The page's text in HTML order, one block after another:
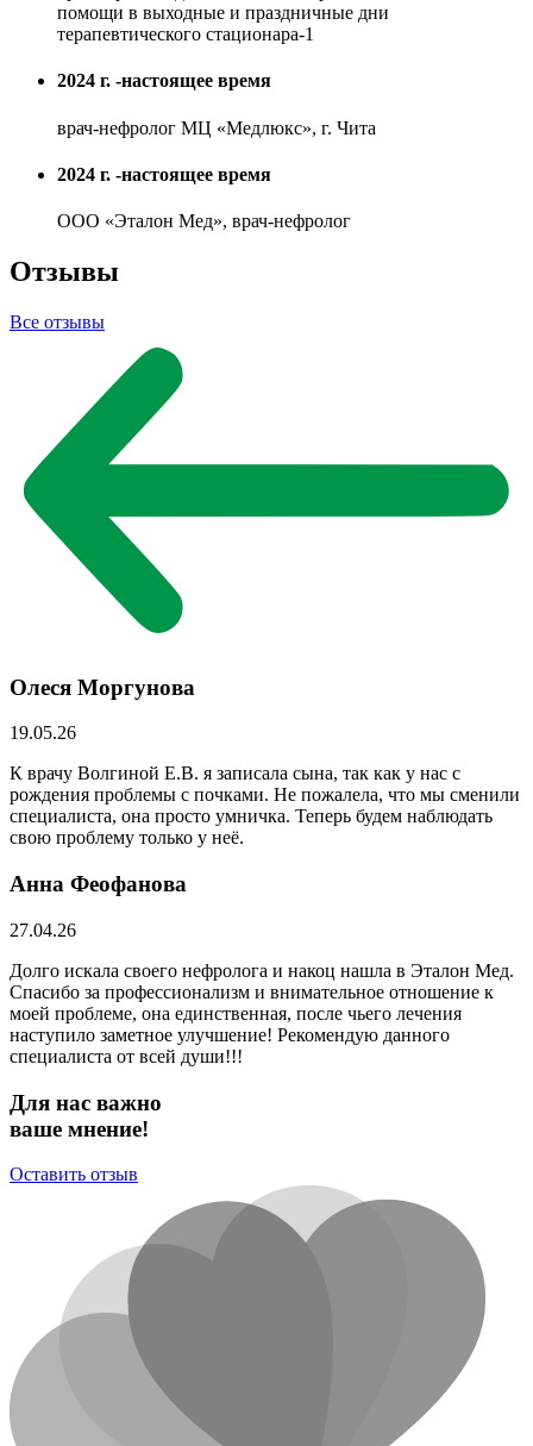
помощи в выходные и праздничные дни
терапевтического стационара-1
2024 г. -настоящее время
врач-нефролог МЦ «Медлюкс», г. Чита
2024 г. -настоящее время
ООО «Эталон Мед», врач-нефролог
Отзывы
Все отзывы
Олеся Моргунова
19.05.26
К врачу Волгиной Е.В. я записала сына, так как у нас с
рождения проблемы с почками. Не пожалела, что мы сменили
специалиста, она просто умничка. Теперь будем наблюдать
свою проблему только у неё.
Анна Феофанова
27.04.26
Долго искала своего нефролога и накоц нашла в Эталон Мед.
Спасибо за профессионализм и внимательное отношение к
моей проблеме, она единственная, после чьего лечения
наступило заметное улучшение! Рекомендую данного
специалиста от всей души!!!
Для нас важно
ваше мнение!
Оставить отзыв